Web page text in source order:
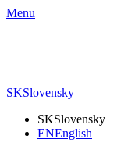
Menu
SKSlovensky
SKSlovensky
ENEnglish